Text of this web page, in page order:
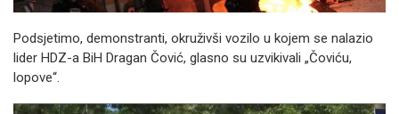
Podsjetimo, demonstranti, okruživši vozilo u kojem se nalazio
lider HDZ-a BiH Dragan Čović, glasno su uzvikivali „Čoviću,
lopove“.